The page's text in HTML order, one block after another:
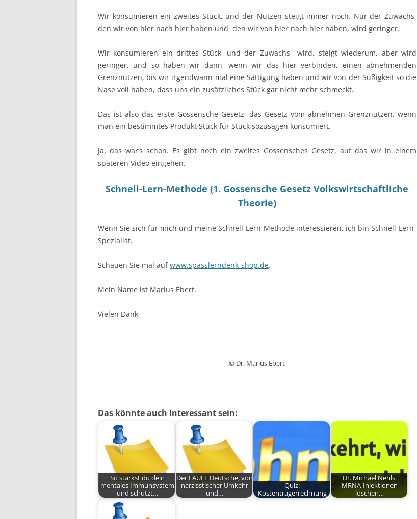
Wir konsumieren ein zweites Stück, und der Nutzen steigt immer noch. Nur der Zuwachs,
den wir von hier nach hier haben und den wir von hier nach hier haben, wird geringer.
Wir konsumieren ein drittes Stück, und der Zuwachs
wird, steigt wiederum, aber wird
geringer, und so haben wir dann, wenn wir das hier verbinden, einen abnehmenden
Grenznutzen, bis wir irgendwann mal eine Sättigung haben und wir von der Süßigkeit so die
Nase voll haben, dass uns ein zusätzliches Stück gar nicht mehr schmeckt.
Das ist also das erste Gossensche Gesetz, das Gesetz vom abnehmen Grenznutzen, wenn
man ein bestimmtes Produkt Stück für Stück sozusagen konsumiert.
Ja, das war‘s schon. Es gibt noch ein zweites Gossensches Gesetz, auf das wir in einem
späteren Video eingehen.
Schnell-Lern-Methode (1. Gossensche Gesetz Volkswirtschaftliche
Theorie)
Wenn Sie sich für mich und meine Schnell-Lern-Methode interessieren, ich bin Schnell-Lern-
Spezialist.
Schauen Sie mal aufwww.spasslerndenk-shop.de.
Mein Name ist Marius Ebert.
Vielen Dank
© Dr. Marius Ebert
Das könnte auch interessant sein:
So stärkst du dein
mentales Immunsystem
und schützt…
Der FAULE Deutsche, von
narzisstischer Umkehr
und…
Quiz:
Kostenträgerrechnung
Dr. Michael Nehls:
MRNA-Injektionen
löschen…